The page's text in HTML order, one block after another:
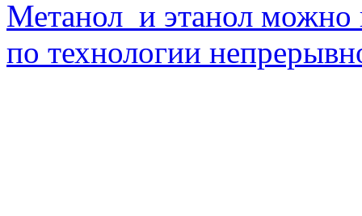
Метанол и этанол можно
по технологии